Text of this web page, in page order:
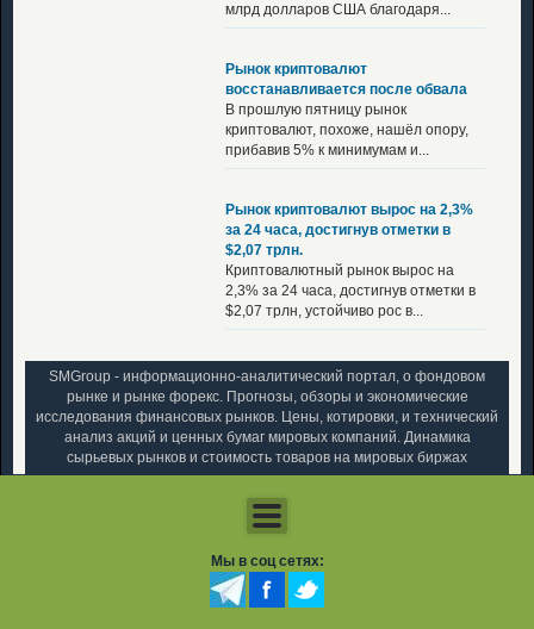
млрд долларов США благодаря...
Рынок криптовалют
восстанавливается после обвала
В прошлую пятницу рынок
криптовалют, похоже, нашёл опору,
прибавив 5% к минимумам и...
Рынок криптовалют вырос на 2,3%
за 24 часа, достигнув отметки в
$2,07 трлн.
Криптовалютный рынок вырос на
2,3% за 24 часа, достигнув отметки в
$2,07 трлн, устойчиво рос в...
SMGroup - информационно-аналитический портал, о фондовом
рынке и рынке форекс. Прогнозы, обзоры и экономические
исследования финансовых рынков. Цены, котировки, и технический
анализ акций и ценных бумаг мировых компаний. Динамика
сырьевых рынков и стоимость товаров на мировых биржах
Мы в соц сетях: